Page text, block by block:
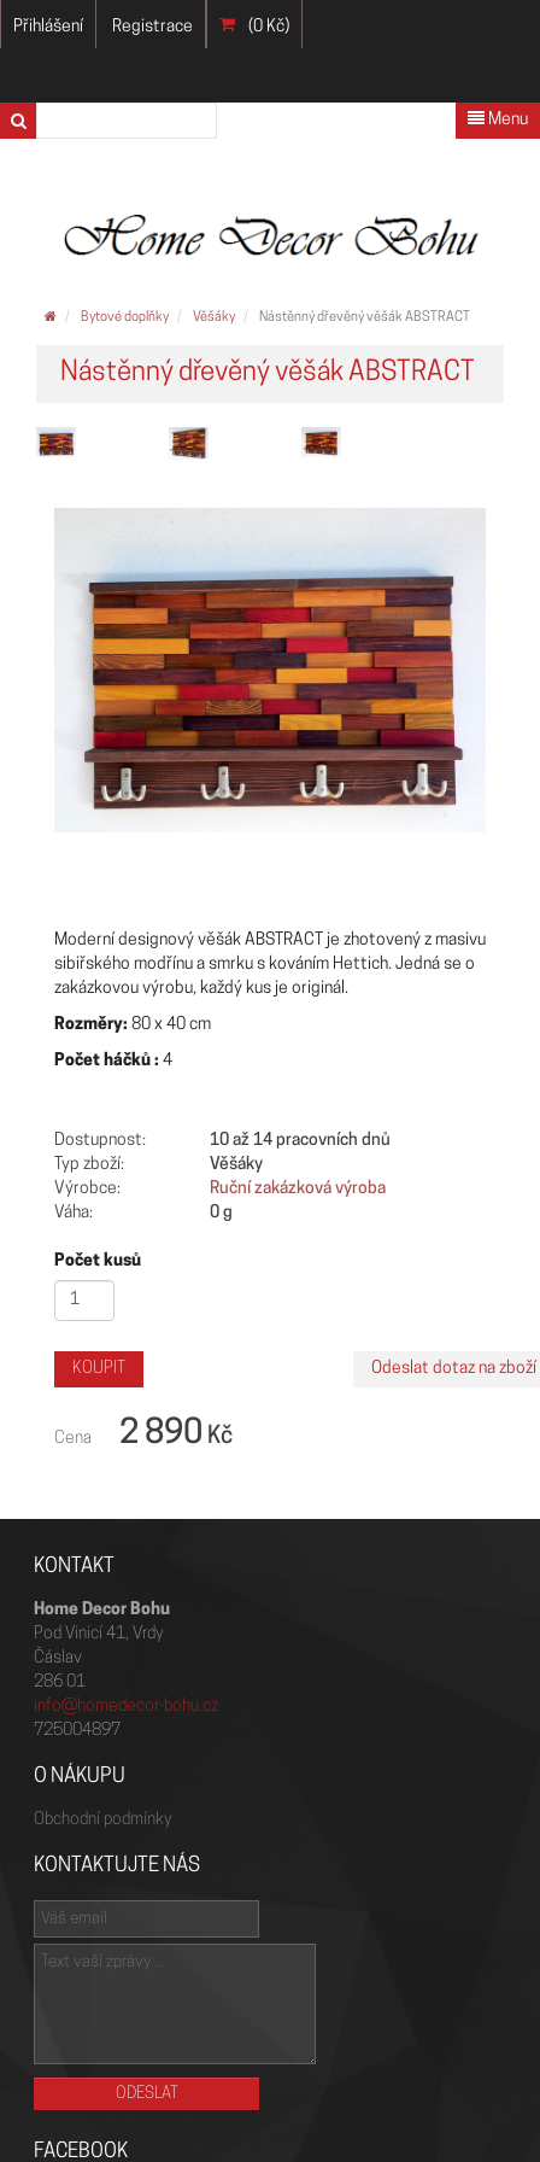
Přihlášení Registrace (0 Kč)
Menu
Bytové doplňky Věšáky Nástěnný dřevěný věšák ABSTRACT
Nástěnný dřevěný věšák ABSTRACT
Moderní designový věšák ABSTRACT je zhotovený z masivu
sibiřského modřínu a smrku s kováním Hettich. Jedná se o
zakázkovou výrobu, každý kus je originál.
Rozměry: 80 x 40 cm
Počet háčků : 4
Dostupnost:
10 až 14 pracovních dnů
Typ zboží:
Věšáky
Výrobce:
Ruční zakázková výroba
Váha:
0 g
Počet kusů
Cena 2 890 Kč
KONTAKT
Home Decor Bohu
Pod Vinicí 41, Vrdy
Čáslav
286 01
info@homedecor-bohu.cz
725004897
O NÁKUPU
Obchodní podmínky
KONTAKTUJTE NÁS
FACEBOOK